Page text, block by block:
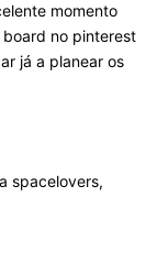
momento
board no pinterest
já a planear os
spacelovers,